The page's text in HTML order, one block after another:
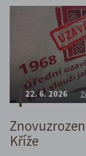
22. 6. 2026
Kříže